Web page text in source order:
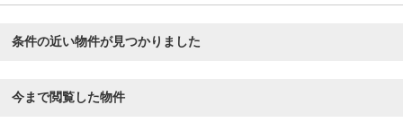
条件の近い物件が見つかりました
今まで閲覧した物件